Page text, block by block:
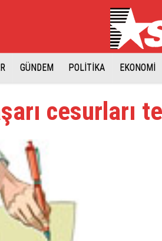
GÜNDEM POLİTİKA EKONOMİ
cesurları